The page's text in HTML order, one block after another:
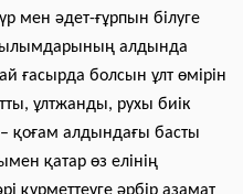
мен әдет-ғұрпын білуге
ғылымдарының алдында
ғасырда болсын ұлт өмірін
ұлтжанды, рухы биік
қоғам алдындағы басты
қатар өз елінің